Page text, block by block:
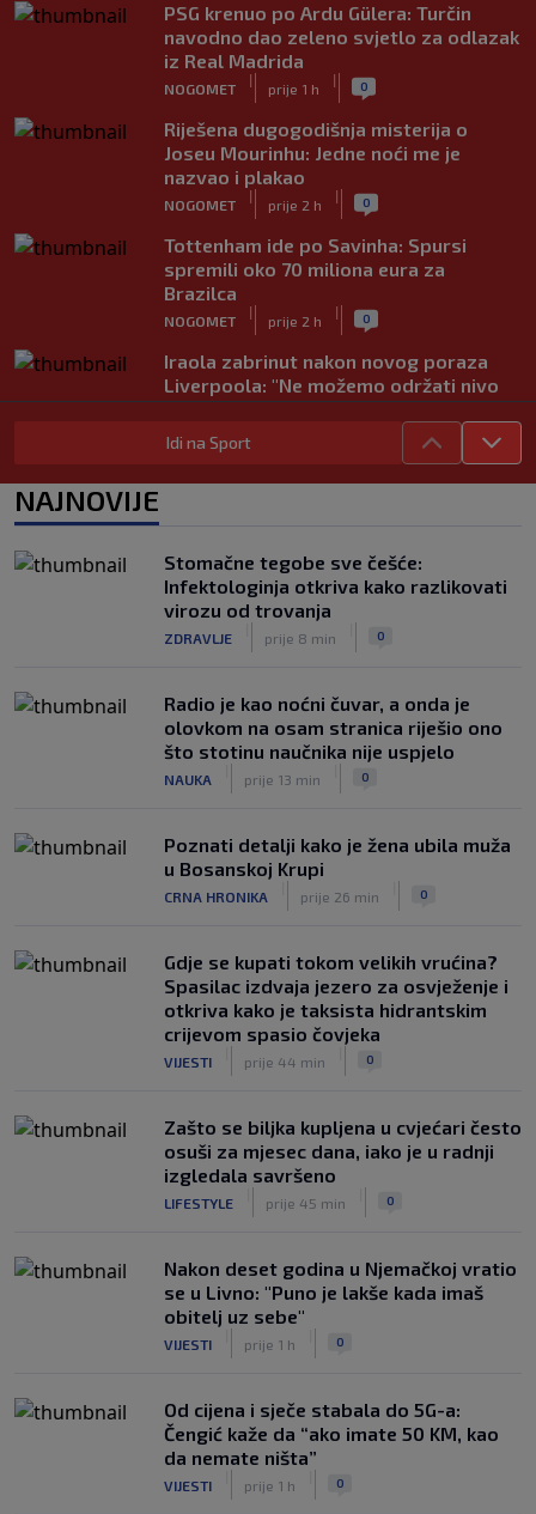
PSG krenuo po Ardu Gülera: Turčin
navodno dao zeleno svjetlo za odlazak
iz Real Madrida
NOGOMET
|
prije 1 h
| 0
Riješena dugogodišnja misterija o
Joseu Mourinhu: Jedne noći me je
nazvao i plakao
NOGOMET
|
prije 2 h
| 0
Tottenham ide po Savinha: Spursi
spremili oko 70 miliona eura za
Brazilca
NOGOMET
|
prije 2 h
| 0
Iraola zabrinut nakon novog poraza
Liverpoola: "Ne možemo održati nivo
koji želimo"
NOGOMET
NOGOMET
Kako je Gianni Infantino uspio uništiti
Mundijal: Od fudbala do Trumpa,
milijardi i rata s UEFA-om
Idi na Sport
NAJNOVIJE
Stomačne tegobe sve češće:
Infektologinja otkriva kako razlikovati
virozu od trovanja
ZDRAVLJE prije 8 min 0
Radio je kao noćni čuvar, a onda je
olovkom na osam stranica riješio ono
što stotinu naučnika nije uspjelo
NAUKA prije 13 min 0
Poznati detalji kako je žena ubila muža
u Bosanskoj Krupi
CRNA HRONIKA prije 26 min 0
Gdje se kupati tokom velikih vrućina?
Spasilac izdvaja jezero za osvježenje i
otkriva kako je taksista hidrantskim
crijevom spasio čovjeka
VIJESTI prije 44 min 0
Zašto se biljka kupljena u cvjećari često
osuši za mjesec dana, iako je u radnji
izgledala savršeno
LIFESTYLE prije 45 min 0
Nakon deset godina u Njemačkoj vratio
se u Livno: "Puno je lakše kada imaš
obitelj uz sebe"
VIJESTI prije 1 h 0
Od cijena i sječe stabala do 5G-a:
Čengić kaže da “ako imate 50 KM, kao
da nemate ništa”
VIJESTI prije 1 h 0